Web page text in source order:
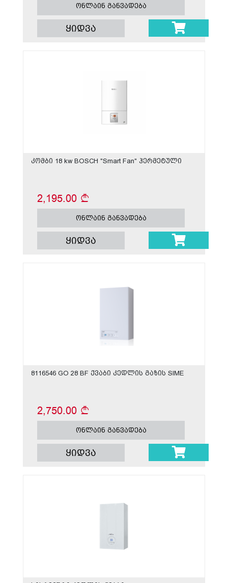
ონლაინ განვადება
ყიდვა
კომბი 18 kw BOSCH "Smart Fan" ჰერმეტული
2,195.00
ონლაინ განვადება
ყიდვა
8116546 GO 28 BF ქვაბი კედლის გაზის SIME
2,750.00
ონლაინ განვადება
ყიდვა